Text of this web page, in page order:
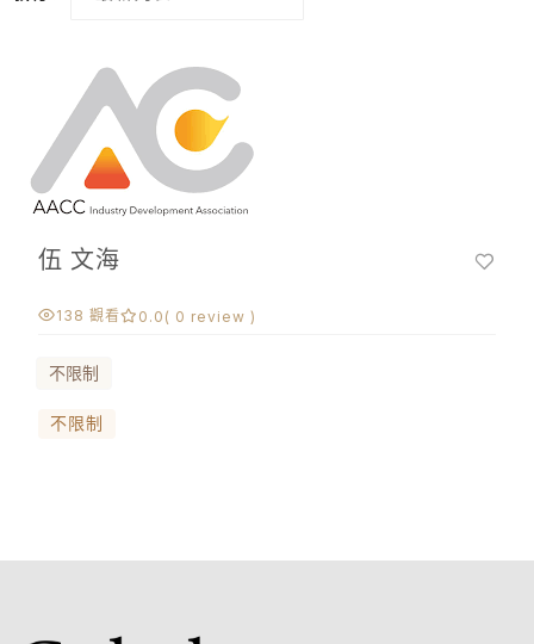
伍 文海
138 觀看 0.0 ( 0 review )
不限制
不限制